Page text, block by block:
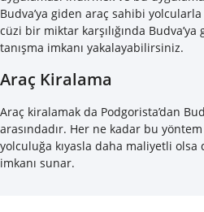
Budva’ya giden araç sahibi
cüzi bir miktar karşılığında
tanışma imkanı yakalayabilirsiniz.
Araç Kiralama
Araç kiralamak da Podgorista’dan
arasındadır. Her ne kadar bu
yolculuğa kıyasla daha maliyetli
imkanı sunar.